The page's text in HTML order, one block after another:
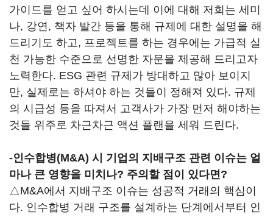
가이드를 얻고 싶어 하시는데 이에 대해 저희는 세미
나, 강연, 책자 발간 등을 통해 규제에 대한 설명을 해
드리기도 하고, 프로젝트를 하는 경우에는 가급적 실
천 가능한 수준으로 선명한 자문을 제공해 드리고자
노력한다. ESG 관련 규제가 방대하고 많아 보이지
만, 실제로는 하셔야 하는 것들이 정해져 있다. 규제
의 시급성 등을 따져서 고객사가 가장 먼저 해야하는
것들 위주로 차근차근 액션 플랜을 세워 드린다.
-인수합병(M&A) 시 기업의 지배구조 관련 이슈는 얼
마나 큰 영향을 미치나? 주의할 점이 있다면?
△M&A에서 지배구조 이슈는 성공적 거래의 핵심이
다. 인수합병 거래 구조를 설계하는 단계에서부터 인